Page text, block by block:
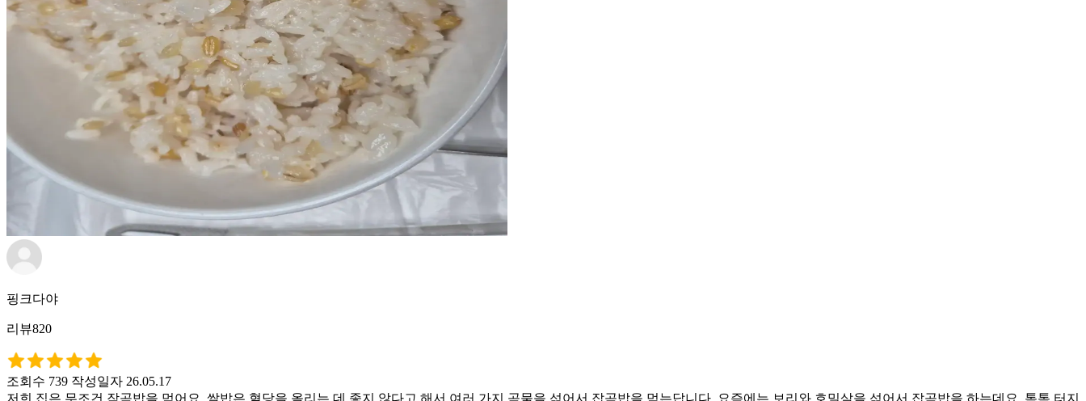
핑크다야
리뷰820
조회수 739 작성일자 26.05.17
저희 집은 무조건 작곡밥을 먹어요. 쌀밥은 혈당을 올리는 데 좋지 않다고 해서 여러 가지 곡물을 섞어서 잡곡밥을 먹는답니다. 요즘에는 보리와 호밀살을 섞어서 잡곡밥을 하는데요. 톡톡 터지